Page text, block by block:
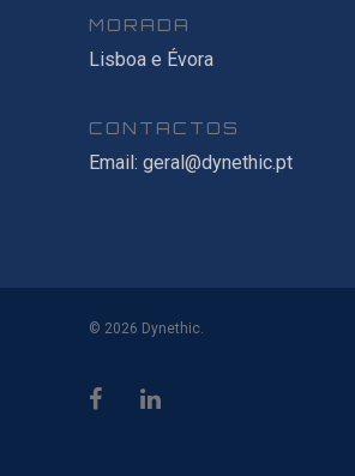
MORADA
Lisboa e Évora
CONTACTOS
Email: geral@dynethic.pt
© 2026 Dynethic.